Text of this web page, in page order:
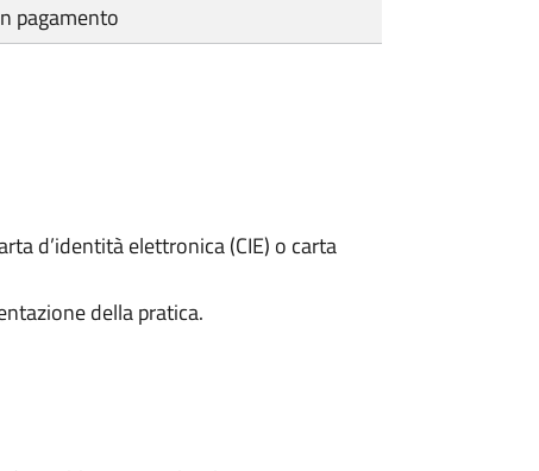
pagamento
d’identità elettronica (CIE) o carta
della pratica.